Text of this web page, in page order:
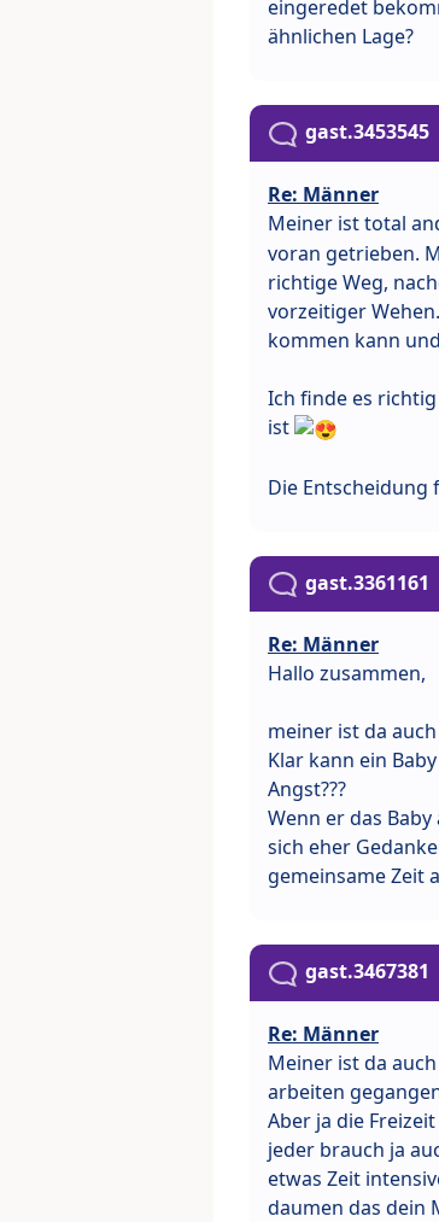
eingeredet
ähnlichen Lage?
gast.3453545
Re: Männer
Meiner ist total
voran getrieben.
richtige Weg,
vorzeitiger
kommen kann
Ich finde es
ist
Die
gast.3361161
Re: Männer
Hallo zusammen,
meiner ist da
Klar kann ein
Angst???
Wenn er das
sich eher
gemeinsame Zeit
gast.3467381
Re: Männer
Meiner ist da
arbeiten
Aber ja die
jeder brauch ja
etwas Zeit
daumen das dein